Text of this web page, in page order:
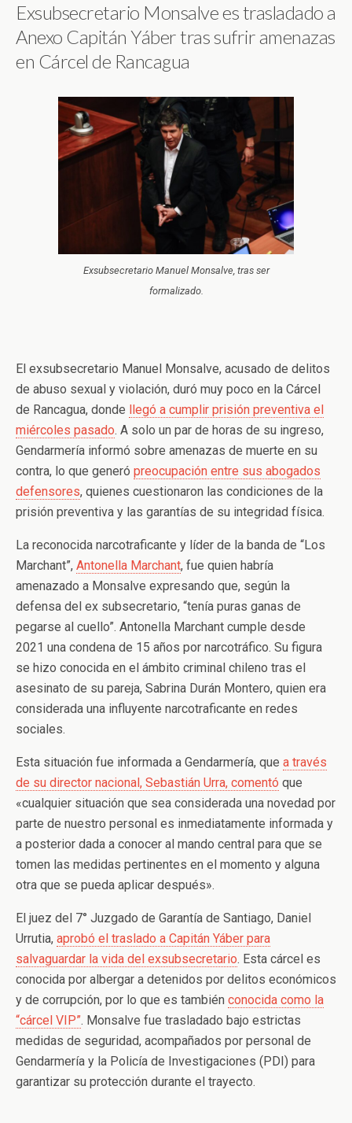
Exsubsecretario Monsalve es trasladado a
Anexo Capitán Yáber tras sufrir amenazas
en Cárcel de Rancagua
Exsubsecretario Manuel Monsalve, tras ser
formalizado.
El exsubsecretario Manuel Monsalve, acusado de delitos
de abuso sexual y violación, duró muy poco en la Cárcel
de Rancagua, donde
llegó a cumplir prisión preventiva el
miércoles pasado. A solo un par de horas de su ingreso,
Gendarmería informó sobre amenazas de muerte en su
contra, lo que generó preocupación entre sus abogados
defensores, quienes cuestionaron las condiciones de la
prisión preventiva y las garantías de su integridad física.
La reconocida narcotraficante y líder de la banda de “Los
Marchant”, Antonella Marchant, fue quien habría
amenazado a Monsalve expresando que, según la
defensa del ex subsecretario, “tenía puras ganas de
pegarse al cuello”. Antonella Marchant cumple desde
2021 una condena de 15 años por narcotráfico. Su figura
se hizo conocida en el ámbito criminal chileno tras el
asesinato de su pareja, Sabrina Durán Montero, quien era
considerada una influyente narcotraficante en redes
sociales.
Esta situación fue informada a Gendarmería, que a través
de su director nacional, Sebastián Urra, comentó que
«cualquier situación que sea considerada una novedad por
parte de nuestro personal es inmediatamente informada y
a posterior dada a conocer al mando central para que se
tomen las medidas pertinentes en el momento y alguna
otra que se pueda aplicar después».
El juez del 7° Juzgado de Garantía de Santiago, Daniel
Urrutia, aprobó el traslado a Capitán Yáber para
salvaguardar la vida del exsubsecretario. Esta cárcel es
conocida por albergar a detenidos por delitos económicos
y de corrupción, por lo que es también conocida como la
“cárcel VIP”. Monsalve fue trasladado bajo estrictas
medidas de seguridad, acompañados por personal de
Gendarmería y la Policía de Investigaciones (PDI) para
garantizar su protección durante el trayecto.